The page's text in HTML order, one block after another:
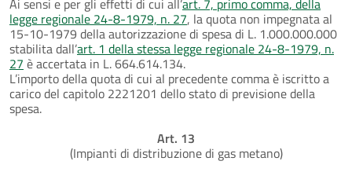
legge regionale 24-8-1979, n. 27, la quota non impegnata al
15-10-1979 della autorizzazione di spesa di L. 1.000.000.000
stabilita dall’art. 1 della stessa legge regionale 24-8-1979, n.
27 è accertata in L. 664.614.134.
L’importo della quota di cui al precedente comma è iscritto a
carico del capitolo 2221201 dello stato di previsione della
spesa.
Art. 13
(Impianti di distribuzione di gas metano)